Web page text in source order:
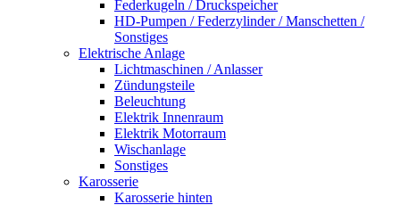
Federkugeln / Druckspeicher
HD-Pumpen / Federzylinder / Manschetten /
Sonstiges
Elektrische Anlage
Lichtmaschinen / Anlasser
Zündungsteile
Beleuchtung
Elektrik Innenraum
Elektrik Motorraum
Wischanlage
Sonstiges
Karosserie
Karosserie hinten